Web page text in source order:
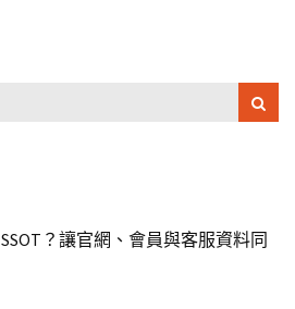
？讓官網、會員與客服資料同